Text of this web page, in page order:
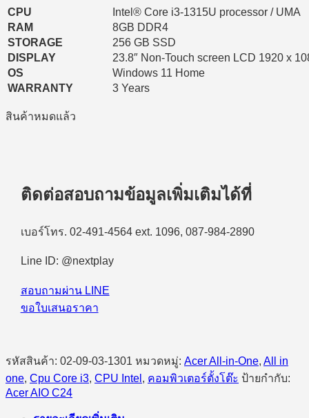
CPU
Intel® Core i3-1315U processor / UMA
RAM
8GB DDR4
STORAGE
256 GB SSD
DISPLAY
23.8″ Non-Touch screen LCD 1920 x
OS
Windows 11 Home
WARRANTY
3 Years
สินค้าหมดแล้ว
ติดต่อสอบถามข้อมูลเพิ่มเติมได้ที่
เบอร์โทร. 02-491-4564 ext. 1096, 087-984-2890
Line ID: @nextplay
สอบถามผ่าน LINE
ขอใบเสนอราคา
รหัสสินค้า: 02-09-03-1301 หมวดหมู่: Acer All-in-One, All in
one, Cpu Core i3, CPU Intel , คอมพิวเตอร์ตั้งโต๊ะ ป้ายกำกับ:
Acer AIO C24